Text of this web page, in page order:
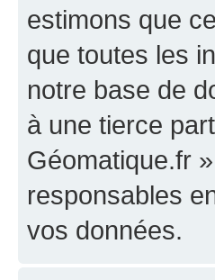
estimons que
que toutes les
notre base de
à une tierce
Géomatique.fr
responsables
vos données.